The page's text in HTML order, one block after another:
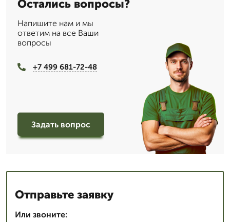
Остались вопросы?
Напишите нам и мы
ответим на все Ваши
вопросы
+7 499 681-72-48
Задать вопрос
Отправьте заявку
Или звоните: